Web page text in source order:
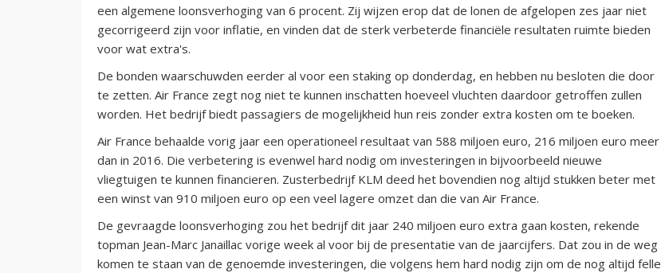
een algemene loonsverhoging van 6 procent. Zij wijzen erop dat de lonen de afgelopen zes jaar niet
gecorrigeerd zijn voor inflatie, en vinden dat de sterk verbeterde financiële resultaten ruimte bieden
voor wat extra's.
De bonden waarschuwden eerder al voor een staking op donderdag, en hebben nu besloten die door
te zetten. Air France zegt nog niet te kunnen inschatten hoeveel vluchten daardoor getroffen zullen
worden. Het bedrijf biedt passagiers de mogelijkheid hun reis zonder extra kosten om te boeken.
Air France behaalde vorig jaar een operationeel resultaat van 588 miljoen euro, 216 miljoen euro meer
dan in 2016. Die verbetering is evenwel hard nodig om investeringen in bijvoorbeeld nieuwe
vliegtuigen te kunnen financieren. Zusterbedrijf KLM deed het bovendien nog altijd stukken beter met
een winst van 910 miljoen euro op een veel lagere omzet dan die van Air France.
De gevraagde loonsverhoging zou het bedrijf dit jaar 240 miljoen euro extra gaan kosten, rekende
topman Jean-Marc Janaillac vorige week al voor bij de presentatie van de jaarcijfers. Dat zou in de weg
komen te staan van de genoemde investeringen, die volgens hem hard nodig zijn om de nog altijd felle